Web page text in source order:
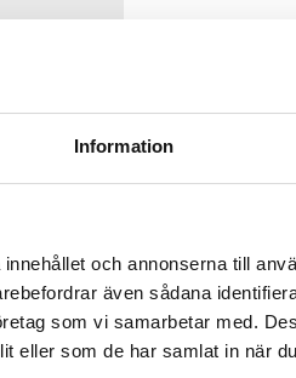
Information
och annonserna till
även sådana
som vi samarbetar med.
eller som de har samlat in när
nästa gång jag skriver en
Redan
Idag
som